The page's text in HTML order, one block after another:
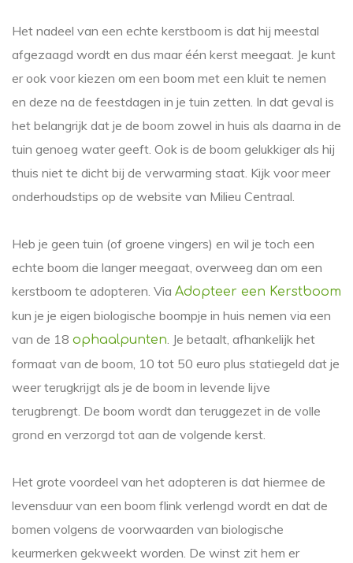
Het nadeel van een echte kerstboom is dat hij meestal
afgezaagd wordt en dus maar één kerst meegaat. Je kunt
er ook voor kiezen om een boom met een kluit te nemen
en deze na de feestdagen in je tuin zetten. In dat geval is
het belangrijk dat je de boom zowel in huis als daarna in de
tuin genoeg water geeft. Ook is de boom gelukkiger als hij
thuis niet te dicht bij de verwarming staat. Kijk voor meer
onderhoudstips op de website van Milieu Centraal.
Heb je geen tuin (of groene vingers) en wil je toch een
echte boom die langer meegaat, overweeg dan om een
kerstboom te adopteren. Via Adopteer een Kerstboom
kun je je eigen biologische boompje in huis nemen via een
van de 18 ophaalpunten . Je betaalt, afhankelijk het
formaat van de boom, 10 tot 50 euro plus statiegeld dat je
weer terugkrijgt als je de boom in levende lijve
terugbrengt. De boom wordt dan teruggezet in de volle
grond en verzorgd tot aan de volgende kerst.
Het grote voordeel van het adopteren is dat hiermee de
levensduur van een boom flink verlengd wordt en dat de
bomen volgens de voorwaarden van biologische
keurmerken gekweekt worden. De winst zit hem er